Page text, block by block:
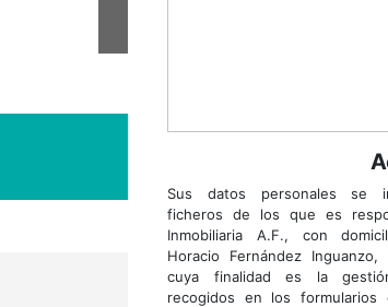
Sus datos personales se
ficheros de los que es
Inmobiliaria A.F., con
Horacio Fernández
cuya finalidad es la
recogidos en los formularios